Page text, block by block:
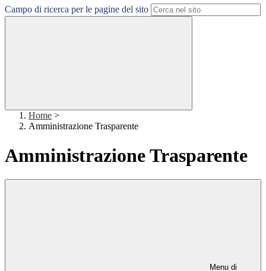
Campo di ricerca per le pagine del sito
Home >
Amministrazione Trasparente
Amministrazione Trasparente
Menu di